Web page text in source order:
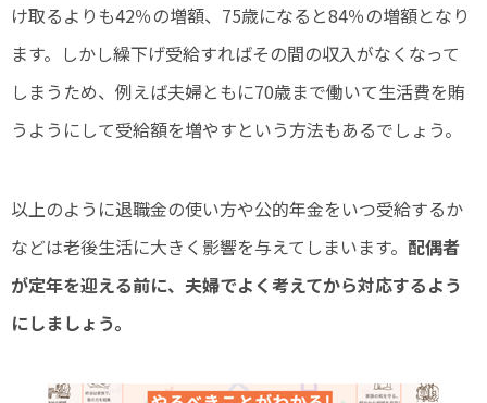
け取るよりも42％の増額、75歳になると84％の増額となり
ます。しかし繰下げ受給すればその間の収入がなくなって
しまうため、例えば夫婦ともに70歳まで働いて生活費を賄
うようにして受給額を増やすという方法もあるでしょう。
以上のように退職金の使い方や公的年金をいつ受給するか
などは老後生活に大きく影響を与えてしまいます。 配偶者
が定年を迎える前に、夫婦でよく考えてから対応するよう
にしましょう。